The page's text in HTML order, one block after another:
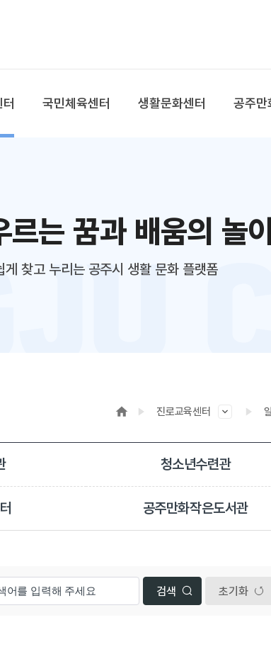
국민체육센터 생활문화센터 공주만
르는 꿈과 배움의 놀
게 찾고 누리는 공주시 생활 문화 플랫폼
진로교육센터
청소년수련관
공주만화작은도서관
초기화